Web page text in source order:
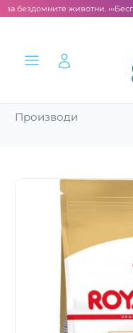
бездомните животни. ‹‹‹
Производи